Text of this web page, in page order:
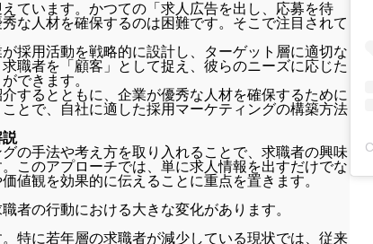
ています。かつての「求人広告を出し、応募を待
な人材を確保するのは困難です。そこで注目されて
採用活動を戦略的に設計し、ターゲット層に適切な
職者を「顧客」として捉え、彼らのニーズに応じた
できます。
するとともに、企業が優秀な人材を確保するために
とで、自社に適した採用マーケティングの構築方法
説
の手法や考え方を取り入れることで、求職者の興味
このアプローチでは、単に求人情報を出すだけでな
値観を効果的に伝えることに重点を置きます。
者の行動における大きな変化があります。
特に若年層の求職者が減少している現状では、従来